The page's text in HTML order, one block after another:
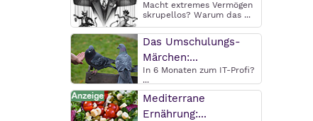
Macht extremes Vermögen
skrupellos? Warum das ...
Das Umschulungs-
Märchen:...
In 6 Monaten zum IT-Profi?
...
Mediterrane
Ernährung:...